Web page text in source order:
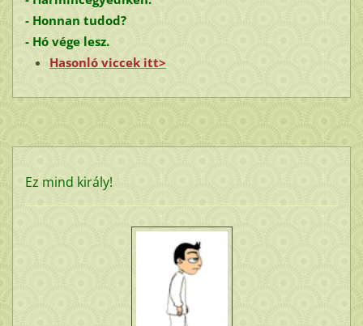
- Honnan tudod?
- Hó vége lesz.
Hasonló viccek itt>
Ez mind király!